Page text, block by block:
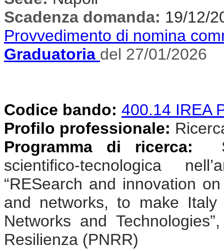
Scadenza domanda: 19/12/
Provvedimento di nomina
Graduatoria del 27/01/2026
Codice bando: 400.14 IREA
Profilo professionale:
Programma di ricerca:
scientifico-tecnologica
“RESearch and innovation
and networks, to make Italy
Networks and
Resilienza (PNRR)